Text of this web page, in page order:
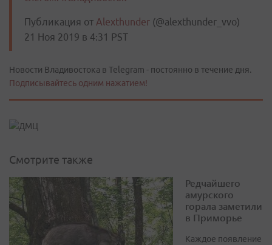
Публикация от Alexthunder (@alexthunder_vvo)
21 Ноя 2019 в 4:31 PST
Новости Владивостока в Telegram - постоянно в течение дня.
Подписывайтесь одним нажатием!
Смотрите также
Редчайшего
амурского
горала заметили
в Приморье
Каждое появление